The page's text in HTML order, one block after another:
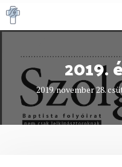
Kilépés
a
2019.
2019. november 28.